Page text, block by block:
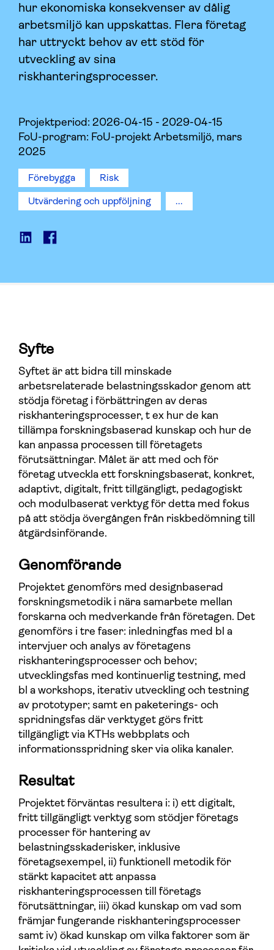
hur ekonomiska konsekvenser av dålig
arbetsmiljö kan uppskattas. Flera företag
har uttryckt behov av ett stöd för
utveckling av sina
riskhanteringsprocesser.
Projektperiod: 2026-04-15 - 2029-04-15
FoU-program: FoU-projekt Arbetsmiljö, mars
2025
Förebygga
Risk
Utvärdering och uppföljning
...
Syfte
Syftet är att bidra till minskade
arbetsrelaterade belastningsskador genom att
stödja företag i förbättringen av deras
riskhanteringsprocesser, t ex hur de kan
tillämpa forskningsbaserad kunskap och hur de
kan anpassa processen till företagets
förutsättningar. Målet är att med och för
företag utveckla ett forskningsbaserat, konkret,
adaptivt, digitalt, fritt tillgängligt, pedagogiskt
och modulbaserat verktyg för detta med fokus
på att stödja övergången från riskbedömning till
åtgärdsinförande.
Genomförande
Projektet genomförs med designbaserad
forskningsmetodik i nära samarbete mellan
forskarna och medverkande från företagen. Det
genomförs i tre faser: inledningfas med bl a
intervjuer och analys av företagens
riskhanteringsprocesser och behov;
utvecklingsfas med kontinuerlig testning, med
bl a workshops, iterativ utveckling och testning
av prototyper; samt en paketerings- och
spridningsfas där verktyget görs fritt
tillgängligt via KTHs webbplats och
informationsspridning sker via olika kanaler.
Resultat
Projektet förväntas resultera i: i) ett digitalt,
fritt tillgängligt verktyg som stödjer företags
processer för hantering av
belastningsskaderisker, inklusive
företagsexempel, ii) funktionell metodik för
stärkt kapacitet att anpassa
riskhanteringsprocessen till företags
förutsättningar, iii) ökad kunskap om vad som
främjar fungerande riskhanteringsprocesser
samt iv) ökad kunskap om vilka faktorer som är